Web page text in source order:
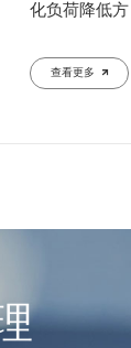
化负荷降低方
查看更多